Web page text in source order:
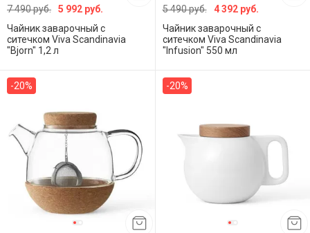
7 490 руб.
5 992 руб.
Чайник заварочный с
ситечком Viva Scandinavia
"Bjorn" 1,2 л
5 490 руб.
4 392 руб.
Чайник заварочный с
ситечком Viva Scandinavia
"Infusion" 550 мл
-20% -20%